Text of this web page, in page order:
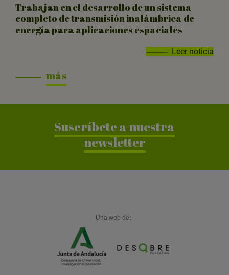
Trabajan en el desarrollo de un sistema
completo de transmisión inalámbrica de
energía para aplicaciones espaciales
Leer noticia
más
Suscríbete a nuestra
newsletter
Una web de: